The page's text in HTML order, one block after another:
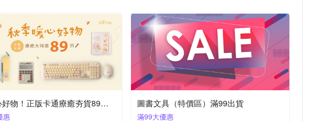
秋季暖心好物！正版卡通療癒夯貨89折起
惠
圖書文具（特價區）滿99出貨
滿99大優惠